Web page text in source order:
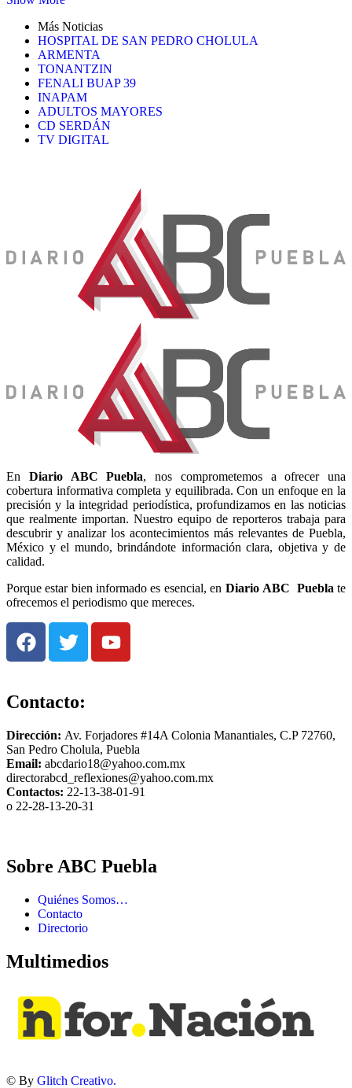
Más Noticias
HOSPITAL DE SAN PEDRO CHOLULA
ARMENTA
TONANTZIN
FENALI BUAP 39
INAPAM
ADULTOS MAYORES
CD SERDÁN
TV DIGITAL
En Diario ABC Puebla, nos comprometemos a ofrecer una
cobertura informativa completa y equilibrada. Con un enfoque en la
precisión y la integridad periodística, profundizamos en las noticias
que realmente importan. Nuestro equipo de reporteros trabaja para
descubrir y analizar los acontecimientos más relevantes de Puebla,
México y el mundo, brindándote información clara, objetiva y de
calidad.
Porque estar bien informado es esencial, en Diario ABC Pueblate
ofrecemos el periodismo que mereces.
Contacto:
Dirección: Av. Forjadores #14A Colonia Manantiales, C.P 72760,
San Pedro Cholula, Puebla
Email: abcdario18@yahoo.com.mx
directorabcd_reflexiones@yahoo.com.mx
Contactos: 22-13-38-01-91
o 22-28-13-20-31
Sobre ABC Puebla
Quiénes Somos…
Contacto
Directorio
Multimedios
© By Glitch Creativo.